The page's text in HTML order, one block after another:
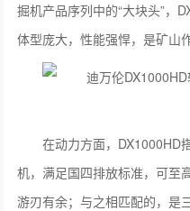
掘机产品序列中的“大块头”，
体型庞大，性能强悍，是矿山
在动力方面，DX1000HD
机，满足国四排放标准，可至
游刃有余；与之相匹配的，是